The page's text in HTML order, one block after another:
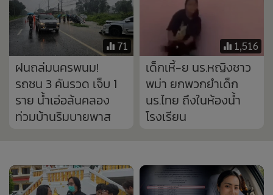
พ่อ น้องกะเพราเหยื่อ
กราดยิง อโหสิกรรมให้
8,079
สาวมือสั่น! จากอันดับ
132 ทะยานขึ้นที่ 1 หลัง
คน